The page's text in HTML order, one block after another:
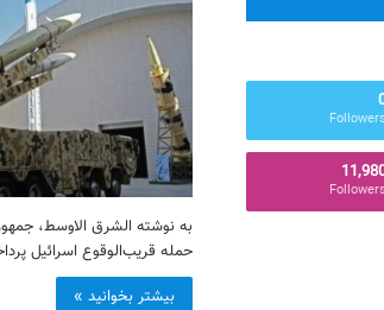
به نوشته الشرق الاوسط،
حمله قریب‌الوقوع اسرائیل
بیشتر بخوانید »
Followers
Followers